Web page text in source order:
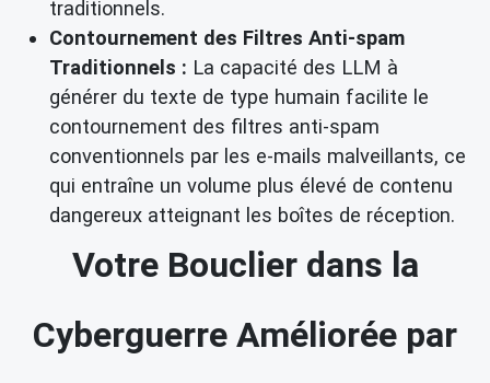
traditionnels.
Contournement des Filtres Anti-spam
Traditionnels : La capacité des LLM à
générer du texte de type humain facilite le
contournement des filtres anti-spam
conventionnels par les e-mails malveillants, ce
qui entraîne un volume plus élevé de contenu
dangereux atteignant les boîtes de réception.
Votre Bouclier dans la
Cyberguerre Améliorée par